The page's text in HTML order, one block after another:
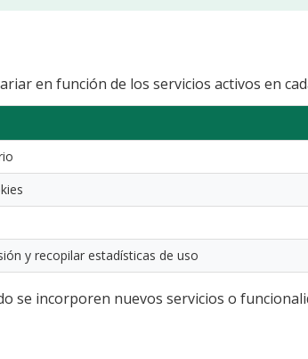
en función de los servicios activos en
y recopilar estadísticas de uso
se incorporen nuevos servicios o